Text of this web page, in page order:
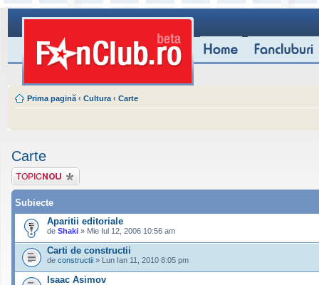
Prima pagină ‹ Cultura ‹ Carte
Carte
Scrie un subiect
nou
Subiecte
Aparitii editoriale
de Shaki » Mie Iul 12, 2006 10:56 am
Carti de constructii
de constructii » Lun Ian 11, 2010 8:05 pm
Isaac Asimov